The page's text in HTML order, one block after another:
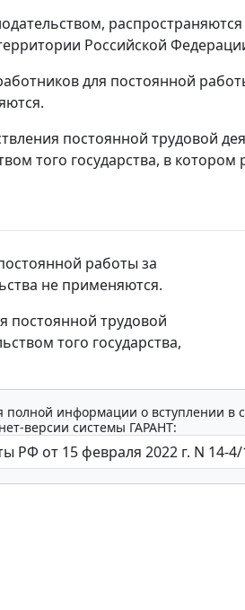
Российской
для постоянной
постоянной трудовой
того государства, в
работы за
не применяются.
постоянной трудовой
того государства,
полной информации о вступлении в
версии системы ГАРАНТ: